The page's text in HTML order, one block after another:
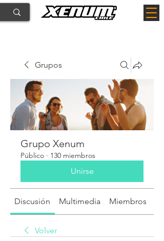
Grupos
Grupo Xenum
Público · 130 miembros
Unirse
Discusión Multimedia Miembros
Volver